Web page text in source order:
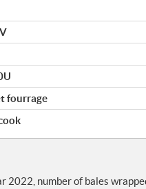
fourrage
2022, number of bales